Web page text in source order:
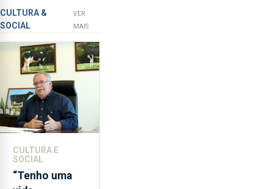
apanha
ilegal
de
lapas
entre
2022
e
2026.
A
das
Flores
novos
instrumentos
CULTURA &
SOCIAL
VER
MAIS
CULTURA E
SOCIAL
“Tenho uma